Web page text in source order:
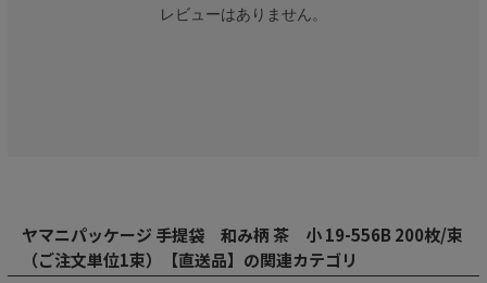
レビューはありません。
ヤマニパッケージ 手提袋 和み柄 茶 小 19-556B 200枚/束
（ご注文単位1束）【直送品】の関連カテゴリ